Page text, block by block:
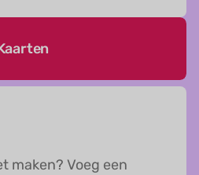
maken? Voeg een